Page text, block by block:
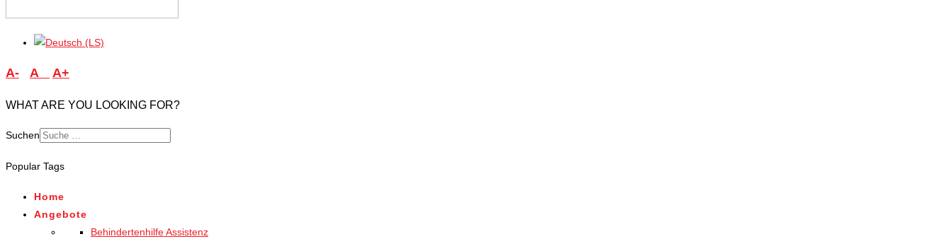
A- A A+
WHAT ARE YOU LOOKING FOR?
Suchen
Popular Tags
Home
Angebote
Behindertenhilfe Assistenz